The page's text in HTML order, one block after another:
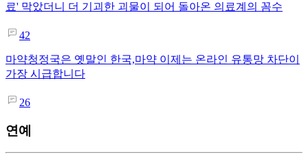
료' 막았더니 더 기괴한 괴물이 되어 돌아온 의료계의 꼼수
42
마약청정국은 옛말인 한국,마약 이제는 온라인 유통망 차단이
가장 시급합니다
26
연예